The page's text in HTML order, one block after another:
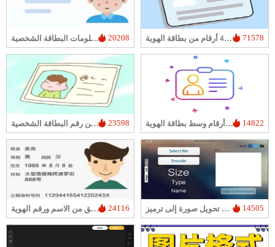
الحصول على معلومات البطاقة الشخصية 20208 استفسار عن آخر 4 أرقام من بطاقة الهوية 71578
استعلام أول 6 أرقام من رقم البطاقة الشخصية 23598 استعلام عن 8 أرقام وسط بطاقة الهوية 14822
التحقق من الاسم ورقم الهوية 24116 تحويل صورة إلى ترميز Base64 14505